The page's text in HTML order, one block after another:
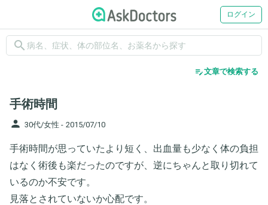
ログイン
search
edit_note文章で検索する
手術時間
person 30代/女性 - 2015/07/10
手術時間が思っていたより短く、出血量も少なく体の負担
はなく術後も楽だったのですが、逆にちゃんと取り切れて
いるのか不安です。
見落とされていないか心配です。